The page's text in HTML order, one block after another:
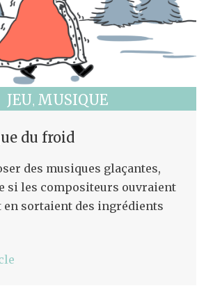
JEU, MUSIQUE
du froid
des musiques glaçantes,
si les compositeurs ouvraient
sortaient des ingrédients